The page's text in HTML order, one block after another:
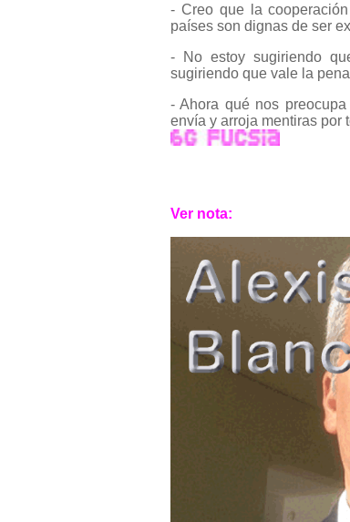
- Creo que la
países son dignas de ser
- No estoy sugiriendo
sugiriendo que vale la
- Ahora qué nos
envía y arroja mentiras por
Ver nota: